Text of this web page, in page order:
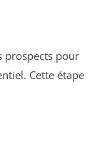
prospects pour
Cette étape